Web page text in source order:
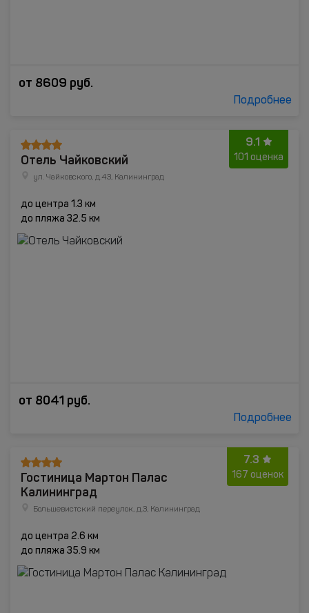
от 8609 руб.
Подробнее
9.1
101 оценка
Отель Чайковский
ул. Чайковского, д.43, Калининград
до центра 1.3 км
до пляжа 32.5 км
от 8041 руб.
Подробнее
7.3
167 оценок
Гостиница Мартон Палас
Калининград
Большевистский переулок, д.3, Калининград
до центра 2.6 км
до пляжа 35.9 км